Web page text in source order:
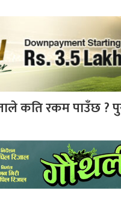
कति रकम पाउँछ ?